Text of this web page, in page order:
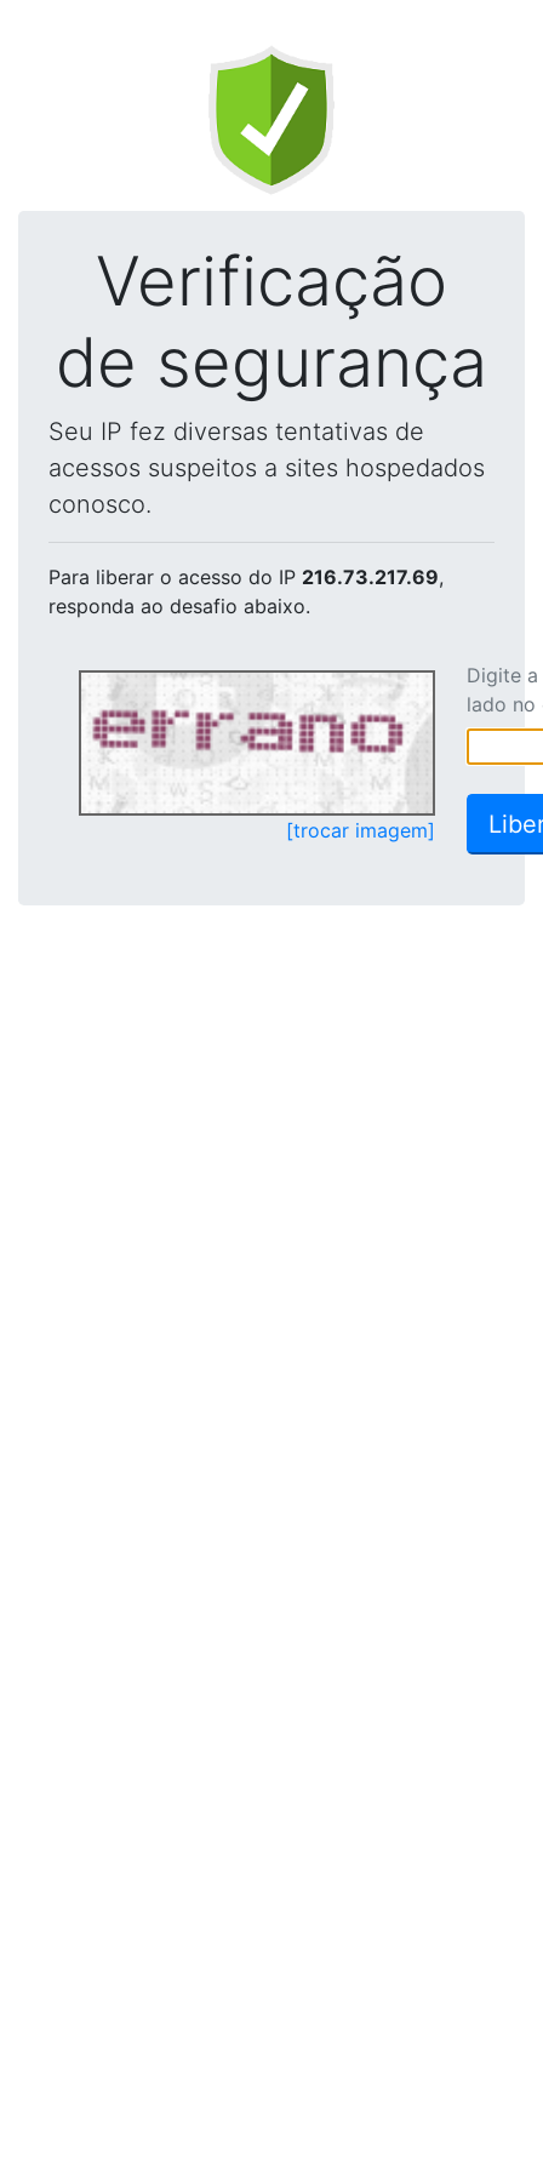
Verificação
de segurança
Seu IP fez diversas tentativas de
acessos suspeitos a sites hospedados
conosco.
Para liberar o acesso do IP 216.73.217.69,
responda ao desafio abaixo.
[trocar imagem]
Digite
lado no